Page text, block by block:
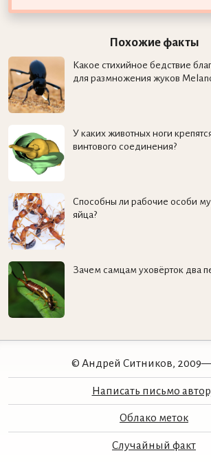
Похожие факты
Какое стихийное бедствие
для размножения жуков
У каких животных ноги
винтового соединения?
Способны ли рабочие особи
яйца?
Зачем самцам уховёрток два
© Андрей Ситников,
Написать письмо
Облако меток
Случайный факт